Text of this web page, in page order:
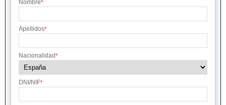
Nombre*
Apellidos*
Nacionalidad*
DNI/NIF*